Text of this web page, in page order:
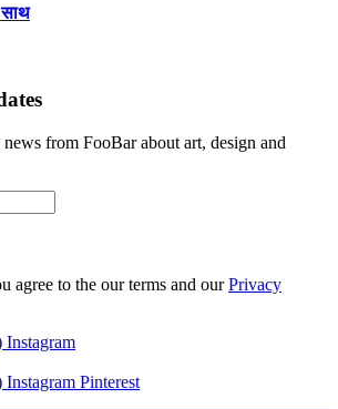
साथ
from FooBar about art, design and
agree to the our terms and ourPrivacy
Instagram
Instagram Pinterest